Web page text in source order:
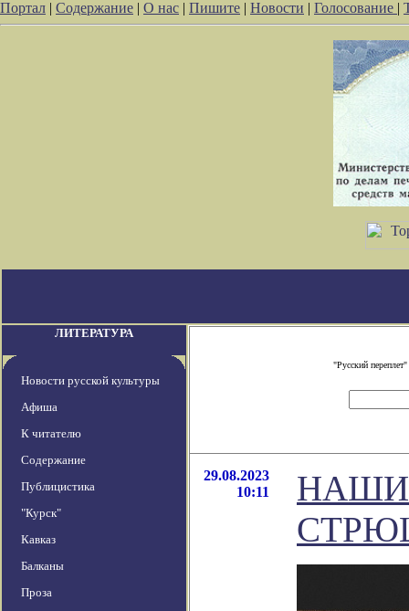
Портал | Содержание | О нас | Пишите | Новости | Голосование |
ЛИТЕРАТУРА
Новости русской культуры
Афиша
К читателю
Содержание
Публицистика
"Курск"
Кавказ
Балканы
Проза
"Русский
29.08.2023
10:11